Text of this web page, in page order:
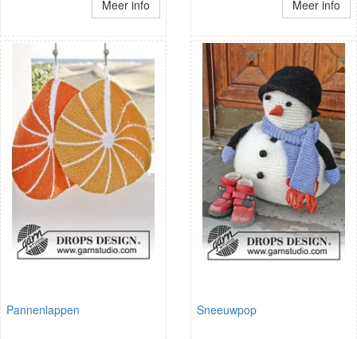
Meer info Meer info
Pannenlappen Sneeuwpop